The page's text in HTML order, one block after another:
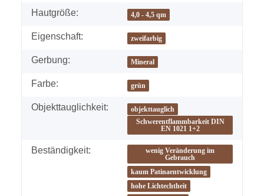
Hautgröße: 4,0 - 4,5 qm
Eigenschaft: zweifarbig
Gerbung: Mineral
Farbe: grün
Objekttauglichkeit:
objekttauglich
Schwerentflammbarkeit DIN
EN 1021 1+2
Beständigkeit:
wenig Veränderung im
Gebrauch
kaum Patinaentwicklung
hohe Lichtechtheit